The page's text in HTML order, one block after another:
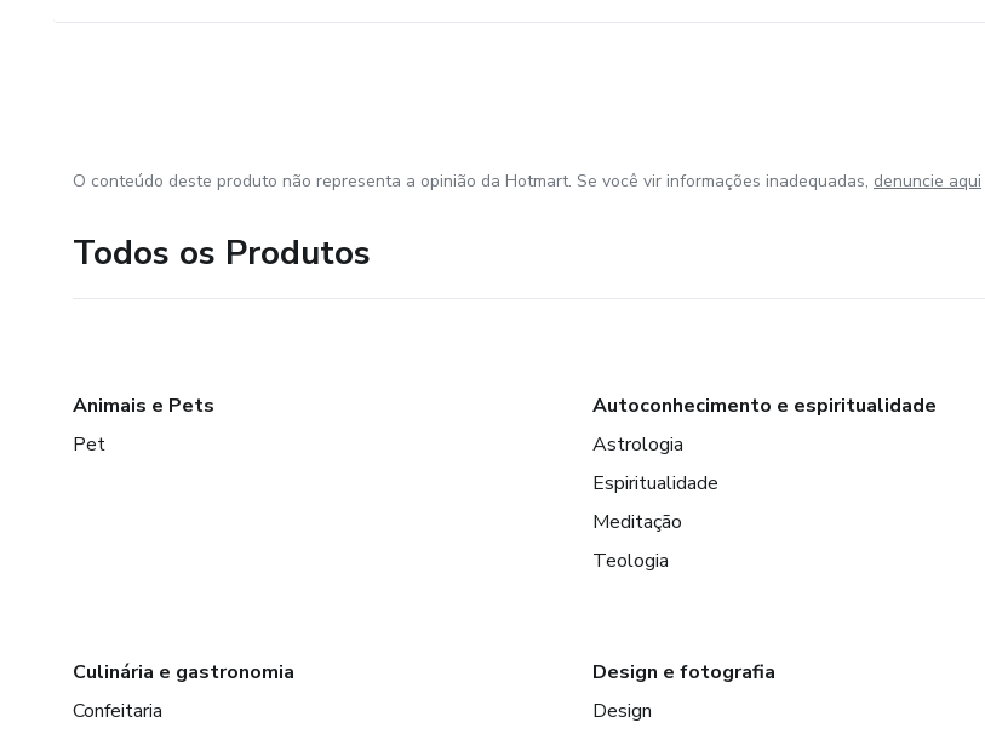
O conteúdo deste produto não representa a opinião da Hotmart. Se você vir informações inadequadas, denuncie aqui
Todos os Produtos
Animais e Pets
Pet
Autoconhecimento e espiritualidade
Astrologia
Espiritualidade
Meditação
Teologia
Culinária e gastronomia
Confeitaria
Design e fotografia
Design